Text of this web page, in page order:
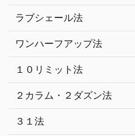
ラブシェール法
ワンハーフアップ法
１０リミット法
２カラム・２ダズン法
３１法